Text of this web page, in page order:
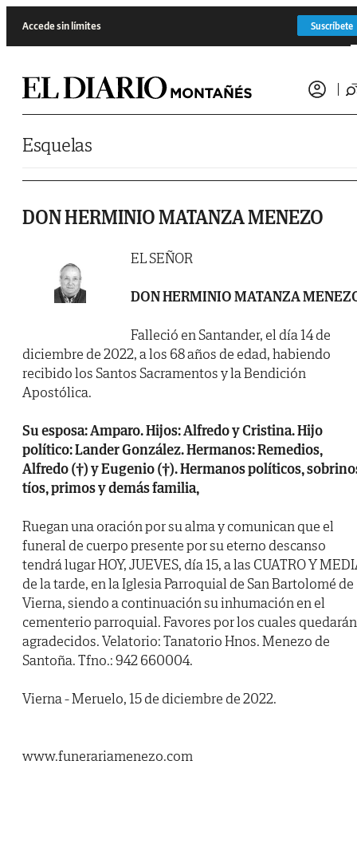
Accede sin límites Suscríbete
Esquelas
DON HERMINIO MATANZA MENEZO
EL SEÑOR
DON HERMINIO MATANZA
Falleció en Santander, el día 14 de
diciembre de 2022, a los 68 años de edad, habiendo
recibido los Santos Sacramentos y la Bendición
Apostólica.
Su esposa: Amparo. Hijos: Alfredo y Cristina. Hijo
político: Lander González. Hermanos: Remedios,
Alfredo (†) y Eugenio (†). Hermanos políticos,
tíos, primos y demás familia,
Ruegan una oración por su alma y comunican que el
funeral de cuerpo presente por su eterno descanso
tendrá lugar HOY, JUEVES, día 15, a las CUATRO Y
de la tarde, en la Iglesia Parroquial de San Bartolomé de
Vierna, siendo a continuación su inhumación en el
cementerio parroquial. Favores por los cuales quedarán
agradecidos. Velatorio: Tanatorio Hnos. Menezo de
Santoña. Tfno.: 942 660004.
Vierna - Meruelo, 15 de diciembre de 2022.
www.funerariamenezo.com